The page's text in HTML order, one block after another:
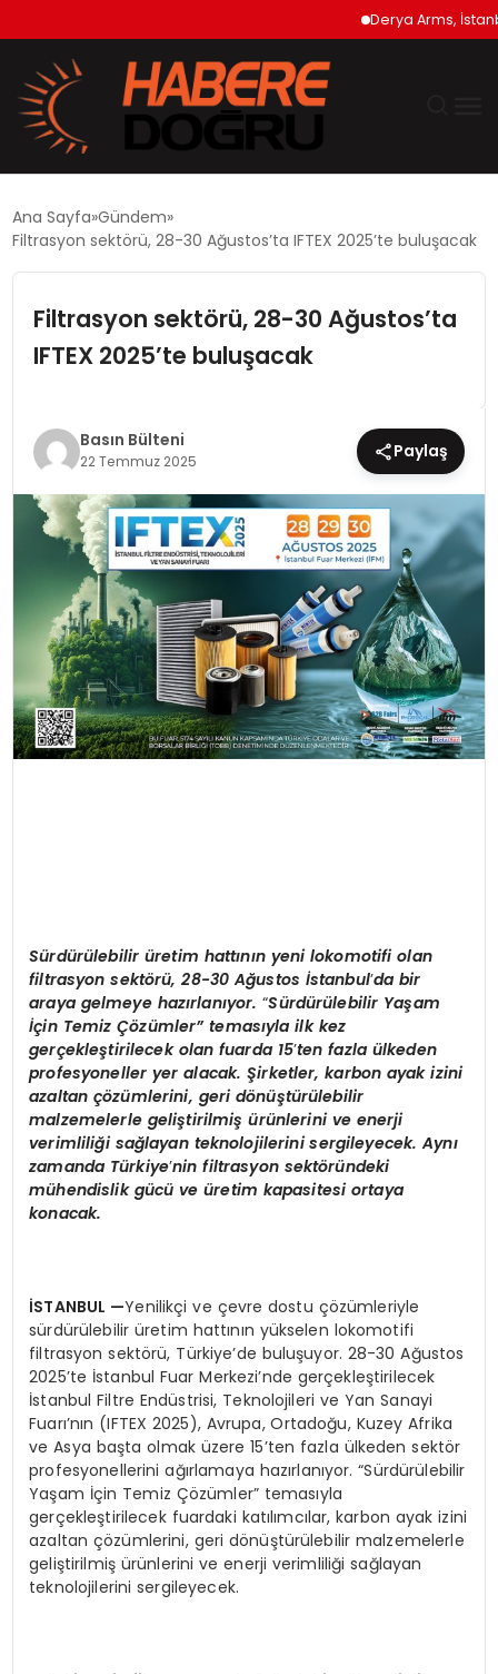
Derya Arms, İstanbul
SİYASET
TEKNOLOJİ
SPOR
EĞİTİM
MAGAZİN
SAĞLIK
YAŞAM
Ana Sayfa Gündem
Filtrasyon sektörü, 28-30 Ağustos’ta IFTEX 2025’te buluşacak
Filtrasyon sektörü, 28-30 Ağustos’ta
IFTEX 2025’te buluşacak
Basın Bülteni
22 Temmuz 2025 Paylaş
Sürdürülebilir üretim hattının yeni lokomotifi olan
filtrasyon sektörü, 28-30 Ağustos İstanbul’da bir
araya gelmeye hazırlanıyor.“Sürdürülebilir Yaşam
İçin Temiz Çözümler”temasıyla ilk kez
gerçekleştirilecek olan fuarda 15’ten fazla ülkeden
profesyoneller yer alacak. Şirketler, karbon ayak izini
azaltan çözümlerini, geri dönüştürülebilir
malzemelerle geliştirilmiş ürünlerini ve enerji
verimliliği sağlayan teknolojilerini sergileyecek. Aynı
zamanda Türkiye’nin filtrasyon sektöründeki
mühendislik gücü veüretim kapasitesi ortaya
konacak.
İSTANBUL —Yenilikçi ve çevre dostu çözümleriyle
sürdürülebilir üretim hattının yükselen lokomotifi
filtrasyon sektörü, Türkiye’de buluşuyor. 28-30 Ağustos
2025’te İstanbul Fuar Merkezi’nde gerçekleştirilecek
İstanbul Filtre Endüstrisi, Teknolojileri ve Yan Sanayi
Fuarı’nın (IFTEX 2025), Avrupa, Ortadoğu, Kuzey Afrika
ve Asya başta olmak üzere 15’ten fazla ülkeden sektör
profesyonellerini ağırlamaya hazırlanıyor. “Sürdürülebilir
Yaşam İçin Temiz Çözümler” temasıyla
gerçekleştirilecek fuardaki katılımcılar, karbon ayak izini
azaltan çözümlerini, geri dönüştürülebilir malzemelerle
geliştirilmiş ürünlerini ve enerji verimliliği sağlayan
teknolojilerini sergileyecek.